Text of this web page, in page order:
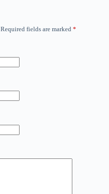
Required fields are marked *